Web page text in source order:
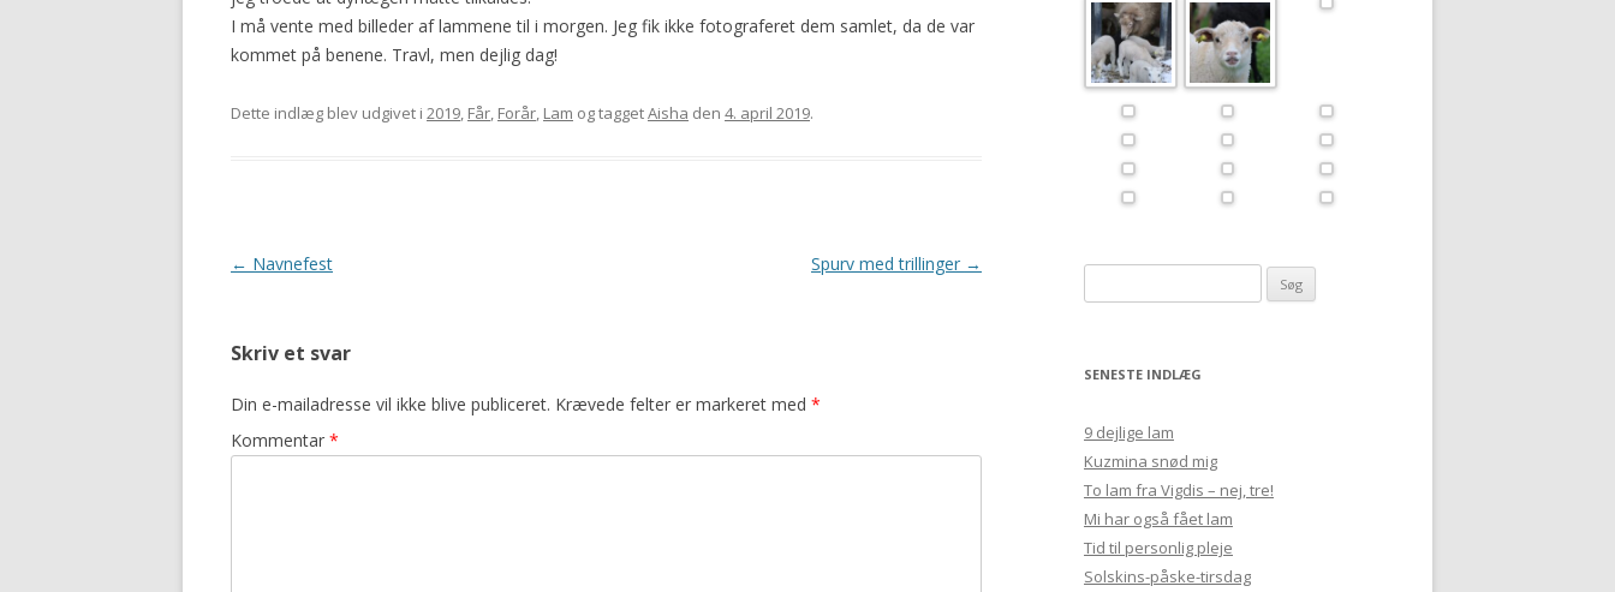
I må vente med billeder af lammene til i morgen. Jeg fik ikke fotograferet dem samlet, da de var
kommet på benene. Travl, men dejlig dag!
Dette indlæg blev udgivet i 2019, Får, Forår, Lam og taggetAisha den 4. april 2019.
Indlægsnavigation
← Navnefest Spurv med trillinger →
Skriv et svar
Din e-mailadresse vil ikke blive publiceret. Krævede felter er markeret med *
Kommentar *
efter:
SENESTE INDLÆG
9 dejlige lam
Kuzmina snød mig
To lam fra Vigdis – nej, tre!
Mi har også fået lam
Tid til personlig pleje
Solskins-påske-tirsdag